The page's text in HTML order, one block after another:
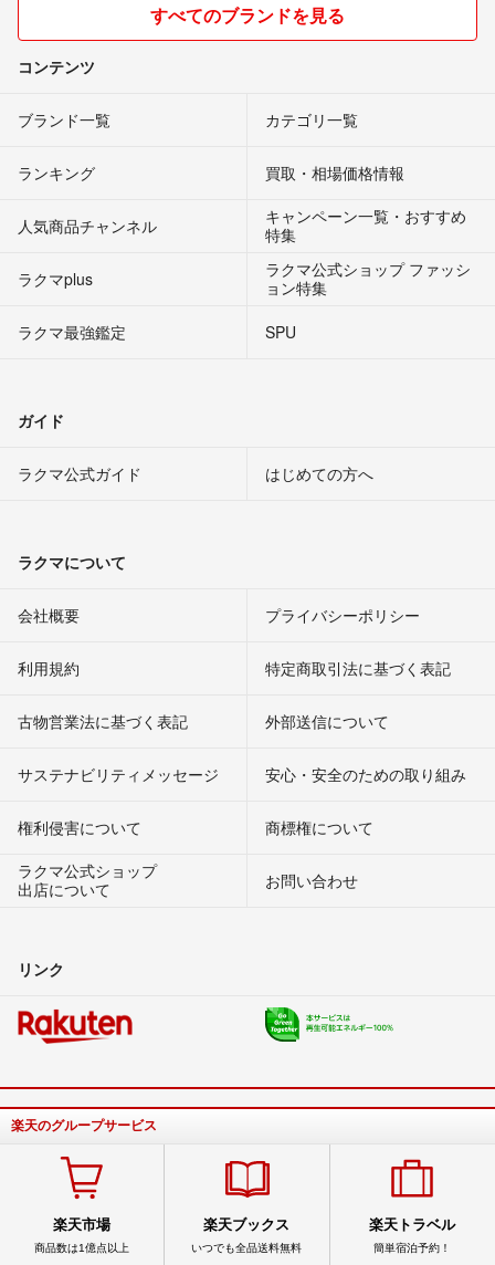
すべてのブランドを見る
コンテンツ
ブランド一覧 カテゴリ一覧
ランキング 買取・相場価格情報
人気商品チャンネル
キャンペーン一覧・おすすめ
特集
ラクマplus
ラクマ公式ショップ ファッシ
ョン特集
ラクマ最強鑑定
SPU
ガイド
ラクマ公式ガイド はじめての方へ
ラクマについて
会社概要 プライバシーポリシー
利用規約 特定商取引法に基づく表記
古物営業法に基づく表記 外部送信について
サステナビリティメッセージ 安心・安全のための取り組み
権利侵害について
商標権について
ラクマ公式ショップ
出店について
お問い合わせ
リンク
楽天のグループサービス
楽天市場
商品数は1億点以上
楽天ブックス
いつでも全品送料無料
楽天トラベル
簡単宿泊予約！